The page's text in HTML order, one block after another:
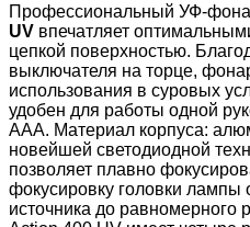
Профессиональный УФ-
UV впечатляет
цепкой поверхностью.
выключателя на торце,
использования в суровых
удобен для работы одной
ААА. Материал корпуса:
новейшей светодиодной
позволяет плавно
фокусировку головки лампы
источника до равномерного